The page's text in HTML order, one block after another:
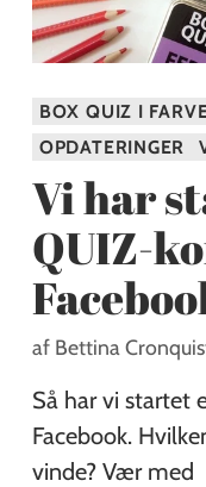
BOX QUIZ I
OPDATERINGER
Vi har
QUIZ-
af Bettina
Så har vi startet
Facebook.
vinde? Vær med